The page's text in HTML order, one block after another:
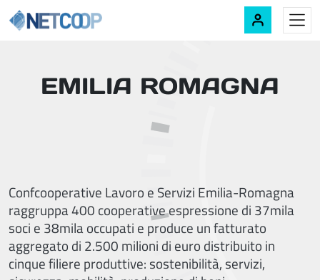
Navigazione principale
EMILIA ROMAGNA
Confcooperative Lavoro e Servizi Emilia-Romagna
raggruppa 400 cooperative espressione di 37mila
soci e 38mila occupati e produce un fatturato
aggregato di 2.500 milioni di euro distribuito in
cinque filiere produttive: sostenibilità, servizi,